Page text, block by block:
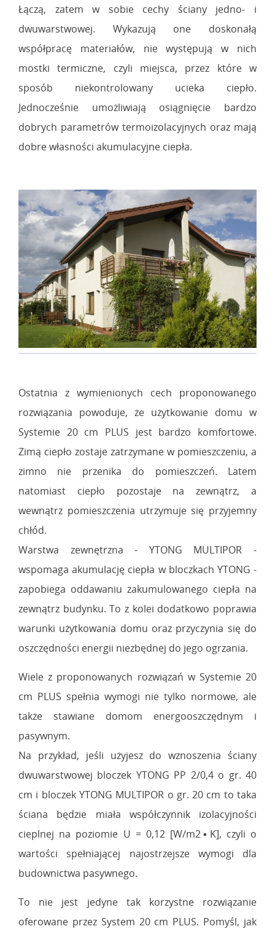
Łączą, zatem w sobie cechy ściany jedno- i
dwuwarstwowej. Wykazują one doskonałą
współpracę materiałów, nie występują w nich
mostki termiczne, czyli miejsca, przez które w
sposób niekontrolowany ucieka ciepło.
Jednocześnie umożliwiają osiągnięcie bardzo
dobrych parametrów termoizolacyjnych oraz mają
dobre własności akumulacyjne ciepła.
Ostatnia z wymienionych cech proponowanego
rozwiązania powoduje, że użytkowanie domu w
Systemie 20 cm PLUS jest bardzo komfortowe.
Zimą ciepło zostaje zatrzymane w pomieszczeniu, a
zimno nie przenika do pomieszczeń. Latem
natomiast ciepło pozostaje na zewnątrz, a
wewnątrz pomieszczenia utrzymuje się przyjemny
chłód.
Warstwa zewnętrzna - YTONG MULTIPOR -
wspomaga akumulację ciepła w bloczkach YTONG -
zapobiega oddawaniu zakumulowanego ciepła na
zewnątrz budynku. To z kolei dodatkowo poprawia
warunki użytkowania domu oraz przyczynia się do
oszczędności energii niezbędnej do jego ogrzania.
Wiele z proponowanych rozwiązań w Systemie 20
cm PLUS spełnia wymogi nie tylko normowe, ale
także stawiane domom energooszczędnym i
pasywnym.
Na przykład, jeśli użyjesz do wznoszenia ściany
dwuwarstwowej bloczek YTONG PP 2/0,4 o gr. 40
cm i bloczek YTONG MULTIPOR o gr. 20 cm to taka
ściana będzie miała współczynnik izolacyjności
cieplnej na poziomie U = 0,12 [W/m2▪K], czyli o
wartości spełniającej najostrzejsze wymogi dla
budownictwa pasywnego.
To nie jest jedyne tak korzystne rozwiązanie
oferowane przez System 20 cm PLUS. Pomyśl, jak